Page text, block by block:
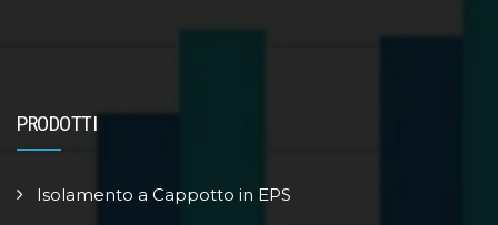
PRODOTTI
Isolamento a Cappotto in EPS